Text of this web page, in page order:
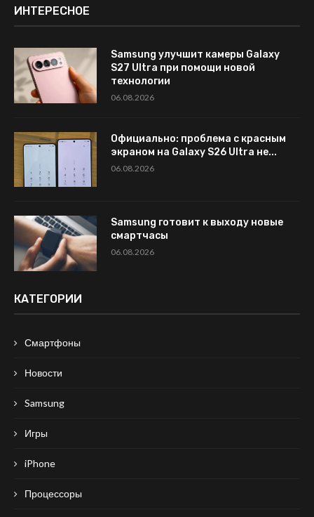
ИНТЕРЕСНОЕ
Samsung улучшит камеры Galaxy
S27 Ultra при помощи новой
технологии
06.08.2026
Официально: проблема с красным
экраном на Galaxy S26 Ultra не...
06.08.2026
Samsung готовит к выходу новые
смартчасы
06.08.2026
КАТЕГОРИИ
Смартфоны
Новости
Samsung
Игры
iPhone
Процессоры